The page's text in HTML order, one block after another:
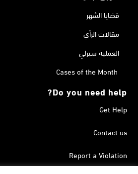
قضايا الشهر
مقالات الرأي
العملية سيرلي
Cases of the Month
Do you need help?
Get Help
Contact us
Report a Violation